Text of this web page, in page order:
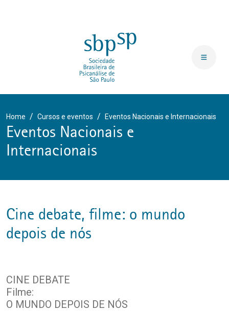
Home Cursos e eventos Eventos Nacionais e Internacionais
Eventos Nacionais e
Internacionais
cine debate, filme: o mundo
depois de nós
CINE DEBATE
Filme:
O MUNDO DEPOIS DE NÓS